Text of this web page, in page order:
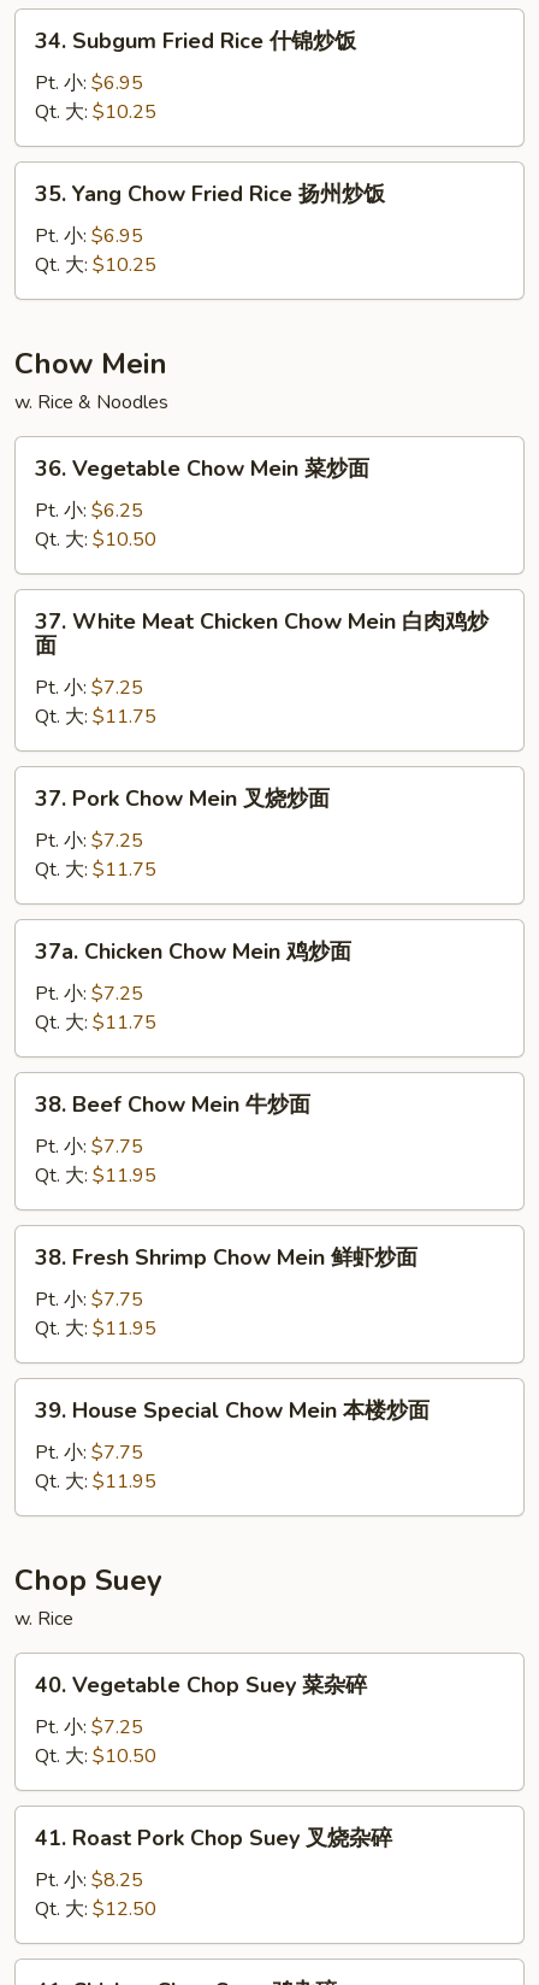
鲜
Subgum
Fried
Rice
什
锦
34. Subgum Fried Rice 什锦炒饭
Pt. 小: $6.95
Qt. 大: $10.25
Yang
Chow
Fried
Rice
州
炒
饭
35. Yang Chow Fried Rice 扬州炒饭
Pt. 小: $6.95
Qt. 大: $10.25
Chow Mein
w. Rice & Noodles
Vegetable
Chow
Mein
菜
炒
36. Vegetable Chow Mein 菜炒面
Pt. 小: $6.25
Qt. 大: $10.50
White
Meat
Chicken
Chow
Mein
白
37. White Meat Chicken Chow Mein 白肉鸡炒
面
Pt. 小: $7.25
Qt. 大: $11.75
Pork
Chow
Mein
叉
烧
37. Pork Chow Mein 叉烧炒面
Pt. 小: $7.25
Qt. 大: $11.75
Chicken
Chow
Mein
鸡
炒
37a. Chicken Chow Mein 鸡炒面
Pt. 小: $7.25
Qt. 大: $11.75
Beef
Chow
Mein
牛
炒
38. Beef Chow Mein 牛炒面
Pt. 小: $7.75
Qt. 大: $11.95
Fresh
Shrimp
Chow
Mein
鲜
38. Fresh Shrimp Chow Mein 鲜虾炒面
Pt. 小: $7.75
Qt. 大: $11.95
House
Special
Chow
Mein
楼
炒
面
39. House Special Chow Mein 本楼炒面
Pt. 小: $7.75
Qt. 大: $11.95
Chop Suey
w. Rice
Vegetable
Chop
Suey
菜
杂
40. Vegetable Chop Suey 菜杂碎
Pt. 小: $7.25
Qt. 大: $10.50
Roast
Pork
Chop
Suey
叉
41. Roast Pork Chop Suey 叉烧杂碎
Pt. 小: $8.25
Qt. 大: $12.50